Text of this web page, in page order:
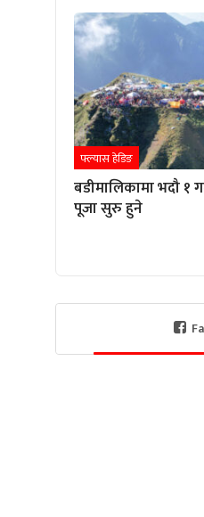
फ्ल्यास हेडिङ
बडीमालिकामा भदौ १
पूजा सुरु हुने